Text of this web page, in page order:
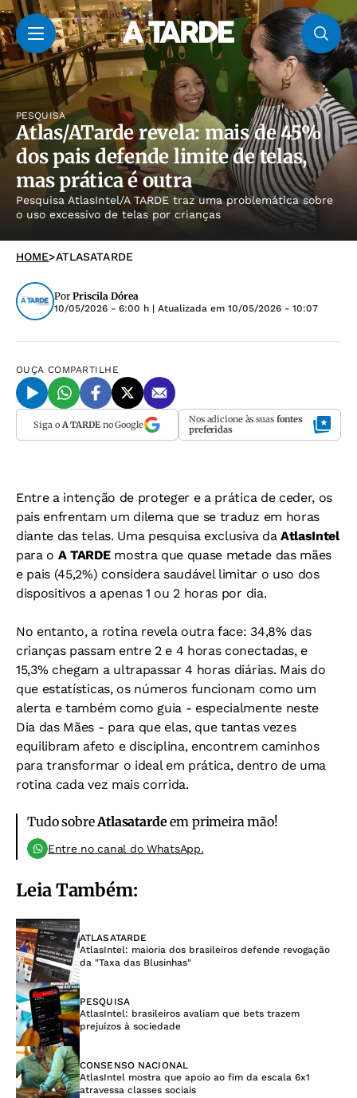
PESQUISA
Atlas/ATarde revela: mais de 45%
dos pais defende limite de telas,
mas prática é outra
Pesquisa AtlasIntel/A TARDE traz uma problemática sobre
o uso excessivo de telas por crianças
HOME>ATLASATARDE
Por Priscila Dórea
10/05/2026 - 6:00 h | Atualizada em 10/05/2026 - 10:07
OUÇA COMPARTILHE
Siga o A TARDEno Google Nos adicione às suas fontes
preferidas
Entre a intenção de proteger e a prática de ceder, os
pais enfrentam um dilema que se traduz em horas
diante das telas. Uma pesquisa exclusiva da AtlasIntel
para o A TARDEmostra que quase metade das mães
e pais (45,2%) considera saudável limitar o uso dos
dispositivos a apenas 1 ou 2 horas por dia.
No entanto, a rotina revela outra face: 34,8% das
crianças passam entre 2 e 4 horas conectadas, e
15,3% chegam a ultrapassar 4 horas diárias. Mais do
que estatísticas, os números funcionam como um
alerta e também como guia - especialmente neste
Dia das Mães - para que elas, que tantas vezes
equilibram afeto e disciplina, encontrem caminhos
para transformar o ideal em prática, dentro de uma
rotina cada vez mais corrida.
Tudo sobreAtlasatardeem primeira mão!
Entre no canal do WhatsApp.
Leia Também:
ATLASATARDE
AtlasIntel: maioria dos brasileiros defende revogação
da "Taxa das Blusinhas"
PESQUISA
AtlasIntel: brasileiros avaliam que bets trazem
prejuízos à sociedade
CONSENSO NACIONAL
AtlasIntel mostra que apoio ao fim da escala 6x1
atravessa classes sociais